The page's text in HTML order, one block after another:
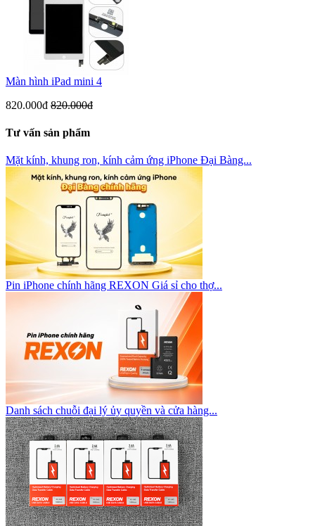
Màn hình iPad mini 4
820.000đ 820.000đ
Tư vấn sản phẩm
Mặt kính, khung ron, kính cảm ứng iPhone Đại Bàng...
Pin iPhone chính hãng REXON Giá sỉ cho thợ...
Danh sách chuỗi đại lý ủy quyền và cửa hàng...